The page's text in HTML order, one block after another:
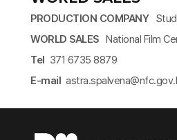
PRODUCTION COMPANY
WORLD SALESNational Film
Tel 371 6735 8879
E-mail